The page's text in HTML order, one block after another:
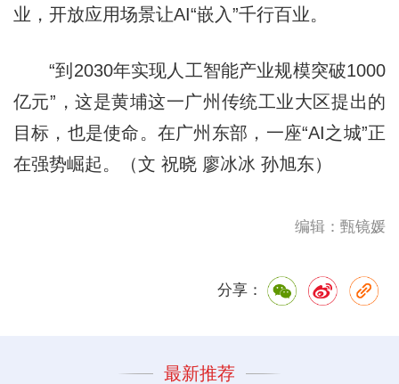
业，开放应用场景让AI“嵌入”千行百业。
“到2030年实现人工智能产业规模突破1000
亿元”，这是黄埔这一广州传统工业大区提出的
目标，也是使命。在广州东部，一座“AI之城”正
在强势崛起。（文 祝晓 廖冰冰 孙旭东）
编辑：甄镜媛
分享：
最新推荐